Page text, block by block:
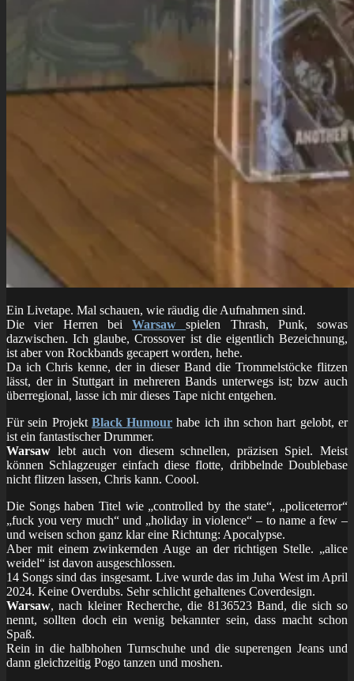
Ein Livetape. Mal schauen, wie räudig die Aufnahmen sind.
Die vier Herren bei Warsaw
spielen Thrash, Punk, sowas
dazwischen. Ich glaube, Crossover ist die eigentlich Bezeichnung,
ist aber von Rockbands gecapert worden, hehe.
Da ich Chris kenne, der in dieser Band die Trommelstöcke flitzen
lässt, der in Stuttgart in mehreren Bands unterwegs ist; bzw auch
überregional, lasse ich mir dieses Tape nicht entgehen.
Für sein Projekt Black Humour habe ich ihn schon hart gelobt, er
ist ein fantastischer Drummer.
Warsaw lebt auch von diesem schnellen, präzisen Spiel. Meist
können Schlagzeuger einfach diese flotte, dribbelnde Doublebase
nicht flitzen lassen, Chris kann. Coool.
Die Songs haben Titel wie „controlled by the state“, „policeterror“
„fuck you very much“ und „holiday in violence“ – to name a few –
und weisen schon ganz klar eine Richtung: Apocalypse.
Aber mit einem zwinkernden Auge an der richtigen Stelle. „alice
weidel“ ist davon ausgeschlossen.
14 Songs sind das insgesamt. Live wurde das im Juha West im April
2024. Keine Overdubs. Sehr schlicht gehaltenes Coverdesign.
Warsaw, nach kleiner Recherche, die 8136523 Band, die sich so
nennt, sollten doch ein wenig bekannter sein, dass macht schon
Spaß.
Rein in die halbhohen Turnschuhe und die superengen Jeans und
dann gleichzeitig Pogo tanzen und moshen.